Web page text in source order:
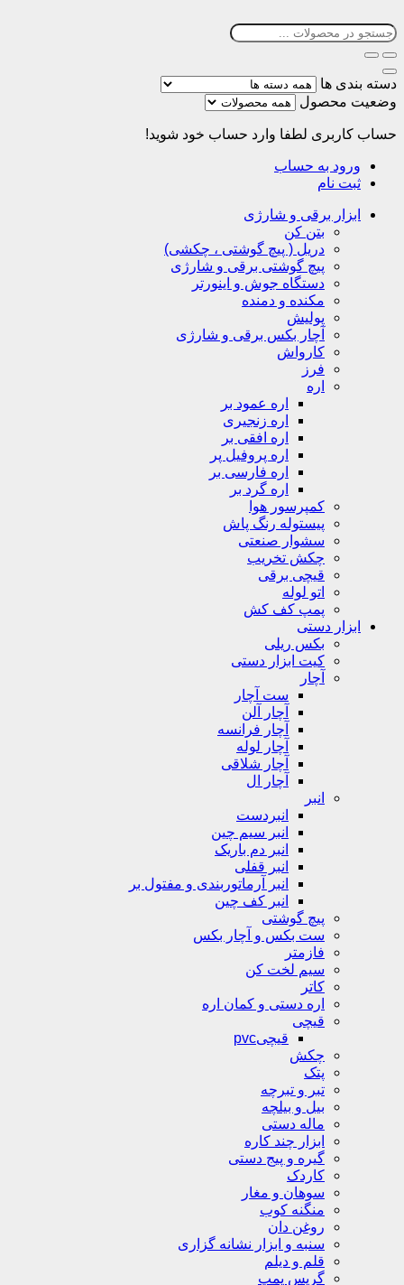
دسته بندی ها
وضعیت محصول
حساب کاربری لطفا وارد حساب خود شوید!
ورود به حساب
ثبت نام
ابزار برقی و شارژی
بتن کن
دریل ( پیچ گوشتی ، چکشی)
پیچ گوشتی برقی و شارژی
دستگاه جوش و اینورتر
مکنده و دمنده
پولیش
آچار بکس برقی و شارژی
کارواش
فرز
اره
اره عمود بر
اره زنجیری
اره افقی بر
اره پروفیل پر
اره فارسی بر
اره گرد بر
کمپرسور هوا
پیستوله رنگ پاش
سشوار صنعتی
چکش تخریب
قیچی برقی
اتو لوله
پمپ کف کش
ابزار دستی
بکس ریلی
کیت ابزار دستی
آچار
ست آچار
آچار آلن
آچار فرانسه
آچار لوله
آچار شلاقی
آچار ال
انبر
انبردست
انبر سیم چین
انبر دم باریک
انبر قفلی
انبر آرماتوربندی و مفتول بر
انبر کف چین
پیچ گوشتی
ست بکس و آچار بکس
فازمتر
سیم لخت کن
کاتر
اره دستی و کمان اره
قیچی
قیچیpvc
چکش
پتک
تبر و تبرچه
بیل و بیلچه
ماله دستی
ابزار چند کاره
گیره و پیج دستی
کاردک
سوهان و مغار
منگنه کوب
روغن دان
سنبه و ابزار نشانه گزاری
قلم و دیلم
گریس پمپ